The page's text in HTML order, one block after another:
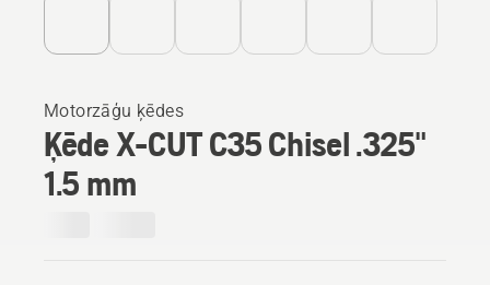
Motorzāģu ķēdes
Ķēde X-CUT C35 Chisel .325"
1.5 mm